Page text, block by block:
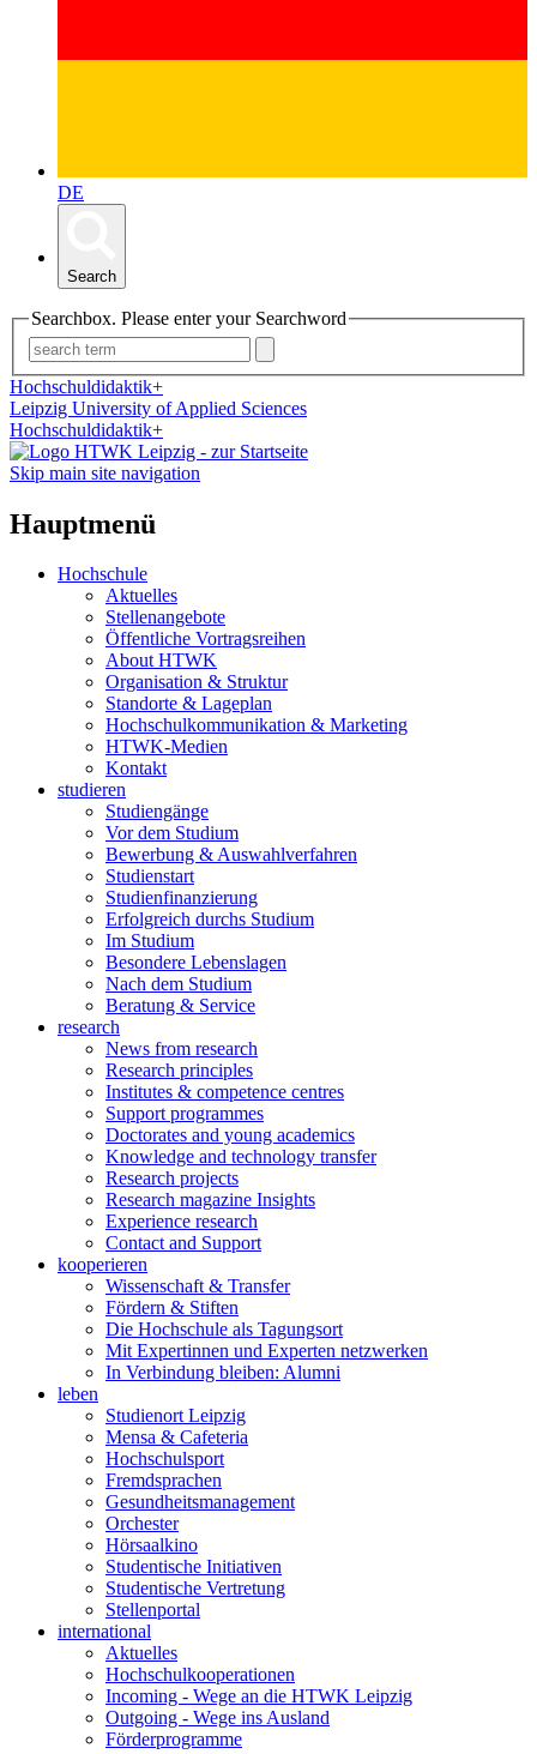
DE
Search
Searchbox. Please enter your Searchword
Hochschuldidaktik+
Leipzig University of Applied Sciences
Hochschuldidaktik+
Skip main site navigation
Hauptmenü
Hochschule
Aktuelles
Stellenangebote
Öffentliche Vortragsreihen
About HTWK
Organisation & Struktur
Standorte & Lageplan
Hochschulkommunikation & Marketing
HTWK-Medien
Kontakt
studieren
Studiengänge
Vor dem Studium
Bewerbung & Auswahlverfahren
Studienstart
Studienfinanzierung
Erfolgreich durchs Studium
Im Studium
Besondere Lebenslagen
Nach dem Studium
Beratung & Service
research
News from research
Research principles
Institutes & competence centres
Support programmes
Doctorates and young academics
Knowledge and technology transfer
Research projects
Research magazine Insights
Experience research
Contact and Support
kooperieren
Wissenschaft & Transfer
Fördern & Stiften
Die Hochschule als Tagungsort
Mit Expertinnen und Experten netzwerken
In Verbindung bleiben: Alumni
leben
Studienort Leipzig
Mensa & Cafeteria
Hochschulsport
Fremdsprachen
Gesundheitsmanagement
Orchester
Hörsaalkino
Studentische Initiativen
Studentische Vertretung
Stellenportal
international
Aktuelles
Hochschulkooperationen
Incoming - Wege an die HTWK Leipzig
Outgoing - Wege ins Ausland
Förderprogramme